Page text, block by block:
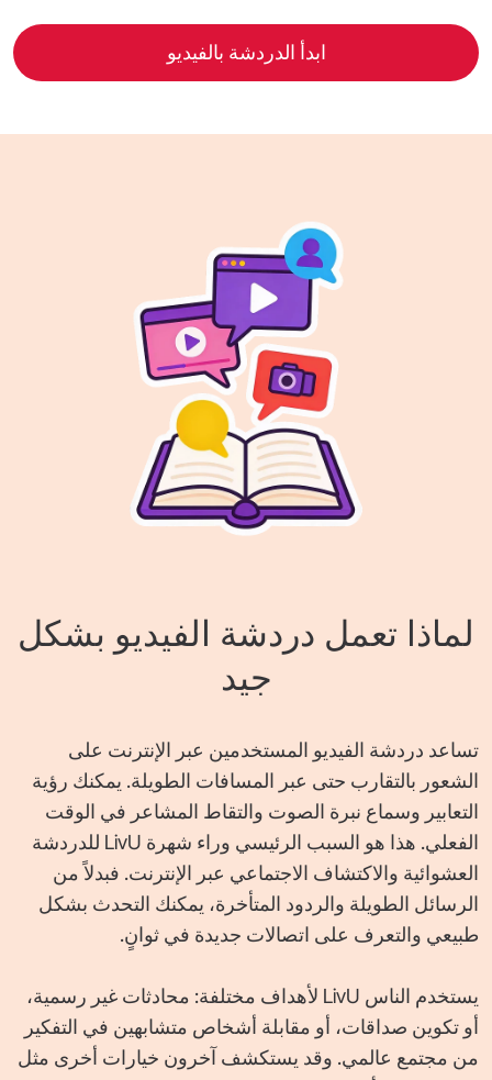
ابدأ الدردشة بالفيديو
لماذا تعمل دردشة الفيديو بشكل
جيد
تساعد دردشة الفيديو المستخدمين عبر الإنترنت على
الشعور بالتقارب حتى عبر المسافات الطويلة. يمكنك رؤية
التعابير وسماع نبرة الصوت والتقاط المشاعر في الوقت
الفعلي. هذا هو السبب الرئيسي وراء شهرة LivU للدردشة
العشوائية والاكتشاف الاجتماعي عبر الإنترنت. فبدلاً من
الرسائل الطويلة والردود المتأخرة، يمكنك التحدث بشكل
طبيعي والتعرف على اتصالات جديدة في ثوانٍ.
يستخدم الناس LivU لأهداف مختلفة: محادثات غير رسمية،
أو تكوين صداقات، أو مقابلة أشخاص متشابهين في التفكير
من مجتمع عالمي. وقد يستكشف آخرون خيارات أخرى مثل